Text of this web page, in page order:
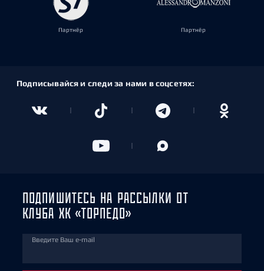
Партнёр Партнёр
Подписывайся и следи за нами в соцсетях:
ПОДПИШИТЕСЬ НА РАССЫЛКИ ОТ
КЛУБА ХК «ТОРПЕДО»
Введите Ваш e-mail